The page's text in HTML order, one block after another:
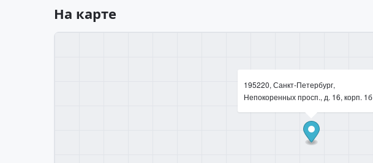
На карте
195220, Санкт-Петербург,
Непокоренных просп., д. 16, корп. 1б